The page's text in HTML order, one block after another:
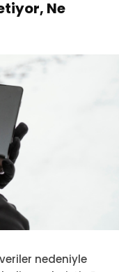
Ne
nedeniyle